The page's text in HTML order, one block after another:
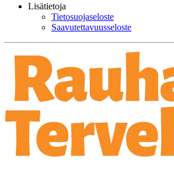
Lisätietoja
Tietosuojaseloste
Saavutettavuusseloste